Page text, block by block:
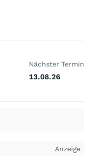
Nächster Termin
13.08.26
Anzeige